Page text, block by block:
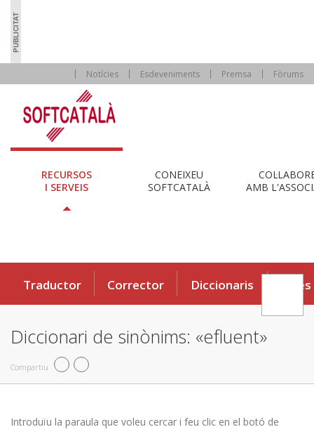
Notícies Esdeveniments Premsa Fòrums
RECURSOS
I SERVEIS
CONEIXEU
SOFTCATALÀ
AMB
Traductor Corrector Diccionaris Eines
Diccionari de sinònims: «efluent»
Compartiu
Introduïu la paraula que voleu cercar i feu clic en el botó de